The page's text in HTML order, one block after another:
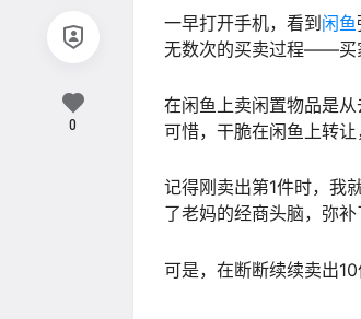
一早打开手机，看到 闲鱼
无数次的买卖过程——买
在闲鱼上卖闲置物品是
可惜，干脆在闲鱼上转让
记得刚卖出第1件时，我
了老妈的经商头脑，弥补
可是，在断断续续卖出
0